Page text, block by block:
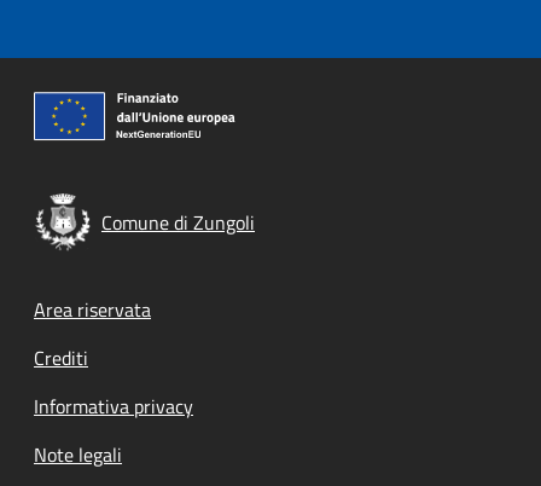
Comune di Zungoli
Footer menu
Area riservata
Crediti
Informativa privacy
Note legali